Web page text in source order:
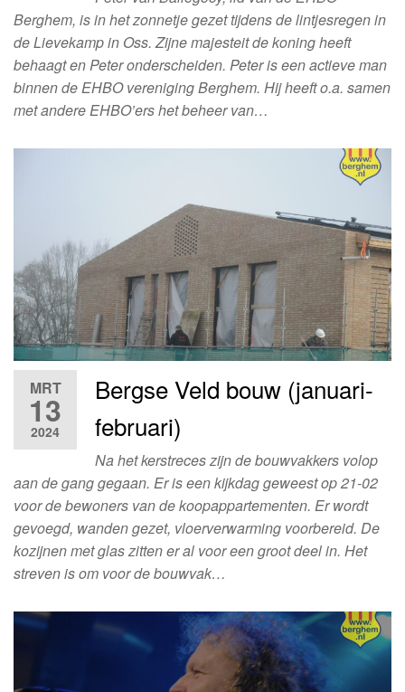
Berghem, is in het zonnetje gezet tijdens de lintjesregen in
de Lievekamp in Oss. Zijne majesteit de koning heeft
behaagt en Peter onderscheiden. Peter is een actieve man
binnen de EHBO vereniging Berghem. Hij heeft o.a. samen
met andere EHBO’ers het beheer van…
MRT
13
2024
Bergse Veld bouw (januari-
februari)
Na het kerstreces zijn de bouwvakkers volop
aan de gang gegaan. Er is een kijkdag geweest op 21-02
voor de bewoners van de koopappartementen. Er wordt
gevoegd, wanden gezet, vloerverwarming voorbereid. De
kozijnen met glas zitten er al voor een groot deel in. Het
streven is om voor de bouwvak…